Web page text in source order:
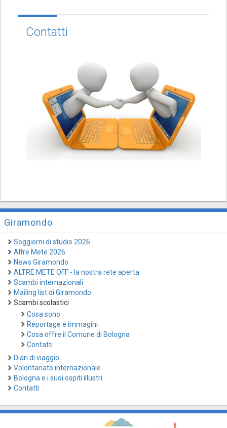
Contatti
Giramondo
Soggiorni di studio 2026
Altre Mete 2026
News Giramondo
ALTRE METE OFF - la nostra rete aperta
Scambi internazionali
Mailing list di Giramondo
Scambi scolastici
Cosa sono
Reportage e immagini
Cosa offre il Comune di Bologna
Contatti
Diari di viaggio
Volontariato internazionale
Bologna e i suoi ospiti illustri
Contatti